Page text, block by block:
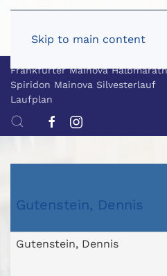
Skip to main content
Frankfurter Mainova
Spiridon Mainova Silvesterlauf
Laufplan
Gutenstein, Dennis
Gutenstein, Dennis